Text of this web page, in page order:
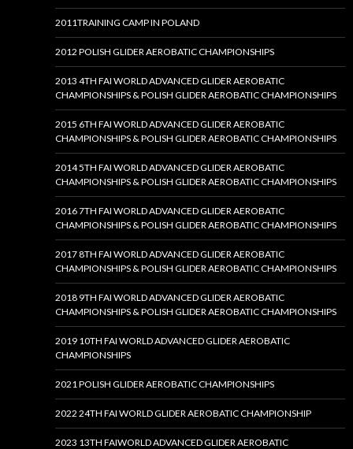
2011TRAINING CAMP IN POLAND
2012 POLISH GLIDER AEROBATIC CHAMPIONSHIPS
2013 4TH FAI WORLD ADVANCED GLIDER AEROBATIC
CHAMPIONSHIPS & POLISH GLIDER AEROBATIC CHAMPIONSHIPS
2015 6TH FAI WORLD ADVANCED GLIDER AEROBATIC
CHAMPIONSHIPS & POLISH GLIDER AEROBATIC CHAMPIONSHIPS
2014 5TH FAI WORLD ADVANCED GLIDER AEROBATIC
CHAMPIONSHIPS & POLISH GLIDER AEROBATIC CHAMPIONSHIPS
2016 7TH FAI WORLD ADVANCED GLIDER AEROBATIC
CHAMPIONSHIPS & POLISH GLIDER AEROBATIC CHAMPIONSHIPS
2017 8TH FAI WORLD ADVANCED GLIDER AEROBATIC
CHAMPIONSHIPS & POLISH GLIDER AEROBATIC CHAMPIONSHIPS
2018 9TH FAI WORLD ADVANCED GLIDER AEROBATIC
CHAMPIONSHIPS & POLISH GLIDER AEROBATIC CHAMPIONSHIPS
2019 10TH FAI WORLD ADVANCED GLIDER AEROBATIC
CHAMPIONSHIPS
2021 POLISH GLIDER AEROBATIC CHAMPIONSHIPS
2022 24TH FAI WORLD GLIDER AEROBATIC CHAMPIONSHIP
2023 13TH FAIWORLD ADVANCED GLIDER AEROBATIC